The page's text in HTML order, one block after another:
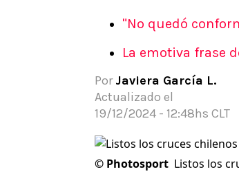
Pronósticos
Apuesta del día
"No quedó
La emotiva frase
Por Javiera García L.
Actualizado el
19/12/2024 - 12:48hs CLT
© Photosport Listos los